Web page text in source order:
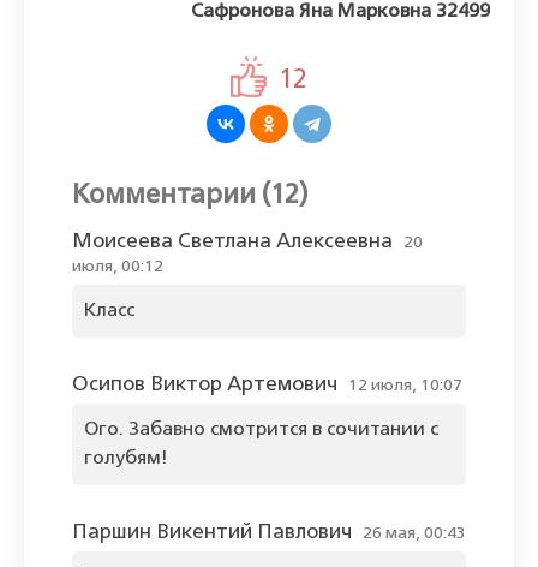
Сафронова Яна Марковна 32499
12
Комментарии (12)
Моисеева Светлана Алексеевна
20
июля, 00:12
Класс
Осипов Виктор Артемович 12 июля, 10:07
Ого. Забавно смотрится в сочитании с
голубям!
Паршин Викентий Павлович 26 мая, 00:43